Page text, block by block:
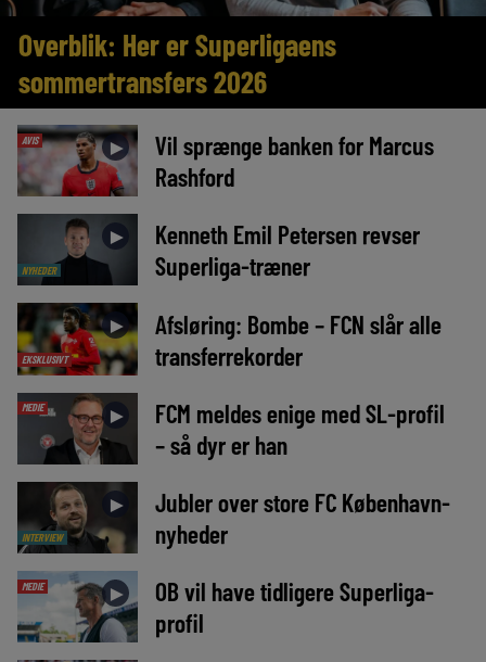
Overblik: Her er Superligaens
sommertransfers 2026
AVIS ►
Vil sprænge banken for Marcus
Rashford
NYHEDER
►
Kenneth Emil Petersen revser
Superliga-træner
EKSKLUSIVT
►
Afsløring: Bombe – FCN slår alle
transferrekorder
MEDIE ►
FCM meldes enige med SL-profil
– så dyr er han
INTERVIEW
►
Jubler over store FC København-
nyheder
MEDIE ►
OB vil have tidligere Superliga-
profil